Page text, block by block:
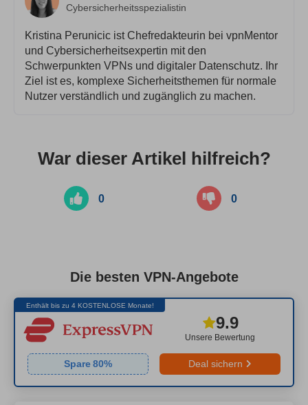
Cybersicherheitsspezialistin
Kristina Perunicic ist Chefredakteurin bei vpnMentor
und Cybersicherheitsexpertin mit den
Schwerpunkten VPNs und digitaler Datenschutz. Ihr
Ziel ist es, komplexe Sicherheitsthemen für normale
Nutzer verständlich und zugänglich zu machen.
War dieser Artikel hilfreich?
0 0
Die besten VPN-Angebote
Enthält bis zu 4 KOSTENLOSE Monate!
Unsere Bewertung
9.9
Spare80% Deal sichern